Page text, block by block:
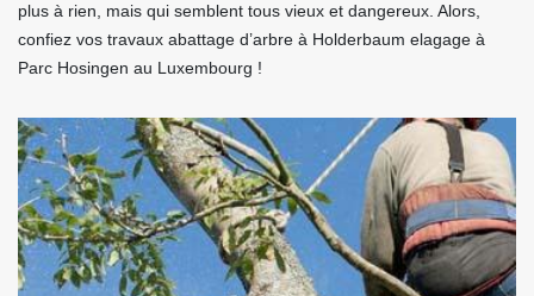
plus à rien, mais qui semblent tous vieux et dangereux. Alors,
confiez vos travaux abattage d’arbre à Holderbaum elagage à
Parc Hosingen au Luxembourg !